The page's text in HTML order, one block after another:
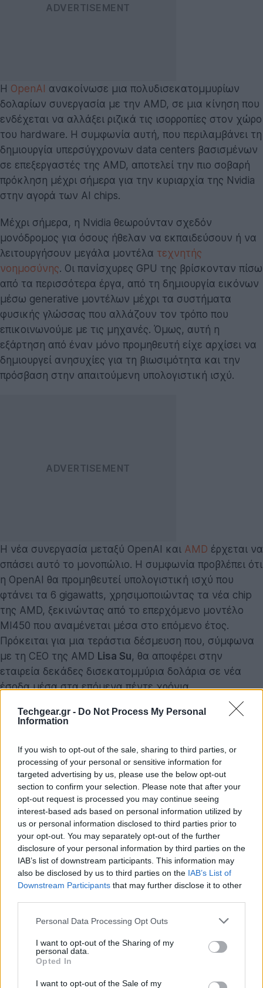
Techgear.gr - Do Not Process My Personal
Information
If you wish to opt-out of the sale, sharing to third parties, or
processing of your personal or sensitive information for
targeted advertising by us, please use the below opt-out
section to confirm your selection. Please note that after your
opt-out request is processed you may continue seeing
interest-based ads based on personal information utilized by
us or personal information disclosed to third parties prior to
your opt-out. You may separately opt-out of the further
disclosure of your personal information by third parties on the
IAB’s list of downstream participants. This information may
also be disclosed by us to third parties on the IAB’s List of
Downstream Participants that may further disclose it to other
Please note that this website/app uses one or more Google
not limited to your visit or usage behaviour. You may click to
grant or deny consent to Google and its third-party tags to
use your data for below specified purposes in below Google
consent section.
Personal Data Processing Opt Outs
I want to opt-out of the Sharing of my
personal data.
Opted In
I want to opt-out of the Sale of my
Η OpenAI ανακοίνωσε μια πολυδισεκατομμυρίων
δολαρίων συνεργασία με την AMD, σε μια κίνηση που
ενδέχεται να αλλάξει ριζικά τις ισορροπίες στον χώρο
του hardware. Η συμφωνία αυτή, που περιλαμβάνει τη
δημιουργία υπερσύγχρονων data centers βασισμένων
σε επεξεργαστές της AMD, αποτελεί την πιο σοβαρή
πρόκληση μέχρι σήμερα για την κυριαρχία της Nvidia
στην αγορά των AI chips.
Μέχρι σήμερα, η Nvidia θεωρούνταν σχεδόν
μονόδρομος για όσους ήθελαν να εκπαιδεύσουν ή να
λειτουργήσουν μεγάλα μοντέλα τεχνητής
νοημοσύνης. Οι πανίσχυρες GPU της βρίσκονταν πίσω
από τα περισσότερα έργα, από τη δημιουργία εικόνων
μέσω generative μοντέλων μέχρι τα συστήματα
φυσικής γλώσσας που αλλάζουν τον τρόπο που
επικοινωνούμε με τις μηχανές. Όμως, αυτή η
εξάρτηση από έναν μόνο προμηθευτή είχε αρχίσει να
δημιουργεί ανησυχίες για τη βιωσιμότητα και την
πρόσβαση στην απαιτούμενη υπολογιστική ισχύ.
Η νέα συνεργασία μεταξύ OpenAI και AMD έρχεται να
σπάσει αυτό το μονοπώλιο. Η συμφωνία προβλέπει ότι
η OpenAI θα προμηθευτεί υπολογιστική ισχύ που
φτάνει τα 6 gigawatts, χρησιμοποιώντας τα νέα chip
της AMD, ξεκινώντας από το επερχόμενο μοντέλο
MI450 που αναμένεται μέσα στο επόμενο έτος.
Πρόκειται για μια τεράστια δέσμευση που, σύμφωνα
με τη CEO της AMD Lisa Su, θα αποφέρει στην
εταιρεία δεκάδες δισεκατομμύρια δολάρια σε νέα
έσοδα μέσα στα επόμενα πέντε χρόνια.
Πέρα από την οικονομική διάσταση, η συμφωνία
μακροπρόθεσμες προεκτάσεις: η OpenAI αποκτά το
δικαίωμα να αγοράσει έως και το 10% των μετοχών
της AMD σε προνομιακή τιμή, εφόσον επιτευχθούν
συγκεκριμένα τεχνολογικά και χρηματιστηριακά
ορόσημα. Με αυτό τον τρόπο, οι δύο εταιρείες δεν
περιορίζονται απλώς σε μια εμπορική συνεργασία –
συνδέουν τα συμφέροντά τους σε βάθος χρόνου.
Η κίνηση αυτή σηματοδοτεί μια ιστορική αλλαγή στη
δυναμική της βιομηχανίας των ημιαγωγών. Εδώ και
χρόνια, η Nvidia απολάμβανε μια σχεδόν απόλυτη
πάροχο των κρίσιμων GPUs για την ανάπτυξη
τεχνητής νοημοσύνης. Αυτή η υπερσυγκέντρωση
ισχύος δημιούργησε ένα είδος «στενώματος» στην
αγορά, όπου η πρόσβαση σε chips αποτελούσε εμπόδιο
ακόμη και για τις πιο καινοτόμες εταιρείες.